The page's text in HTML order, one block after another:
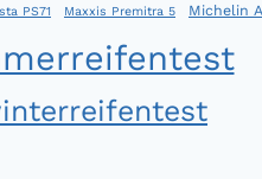
PS71 Maxxis Premitra 5 Michelin